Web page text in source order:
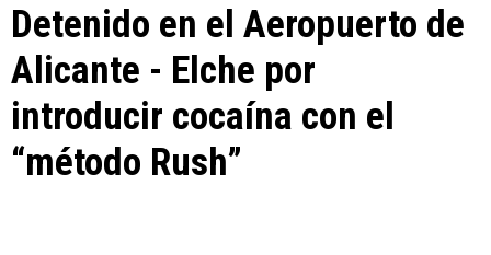
Detenido en el Aeropuerto de
Alicante - Elche por
introducir cocaína con el
“método Rush”